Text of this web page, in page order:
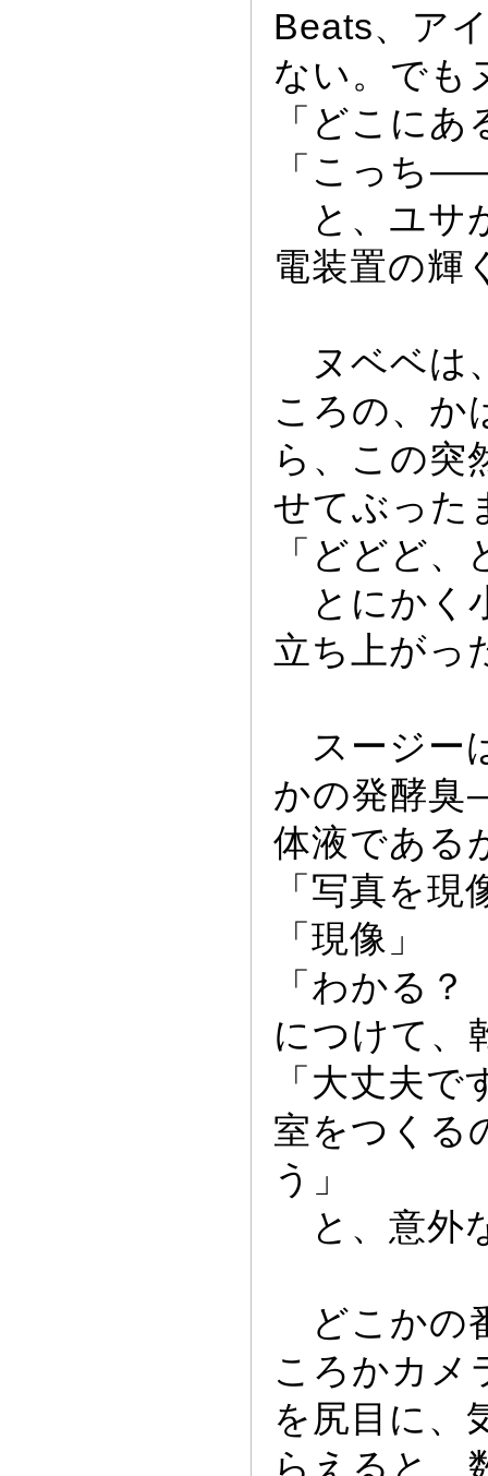
Beats、ア
ない。でも
「どこにあ
「こ っ ち
と、ユサ
電装置の輝
ヌベベは
ころの、か
ら、この突
せてぶ っ た
「どどど
とにかく
立ち上がっ
スー ジー
かの発酵臭
体液である
「写真を
「現像」
「わかる
につけて、
「大丈夫
室をつくる
う」
と、意外
どこかの
ころかカメ
を尻目に、
らえると、